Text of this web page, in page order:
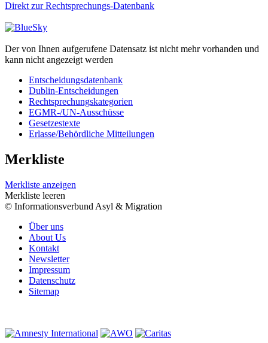
Direkt zur Rechtsprechungs-Datenbank
Der von Ihnen aufgerufene Datensatz ist nicht mehr vorhanden und
kann nicht angezeigt werden
Entscheidungsdatenbank
Dublin-Entscheidungen
Rechtsprechungskategorien
EGMR-/UN-Ausschüsse
Gesetzestexte
Erlasse/Behördliche Mitteilungen
Merkliste
Merkliste anzeigen
Merkliste leeren
© Informationsverbund Asyl & Migration
Über uns
About Us
Kontakt
Newsletter
Impressum
Datenschutz
Sitemap